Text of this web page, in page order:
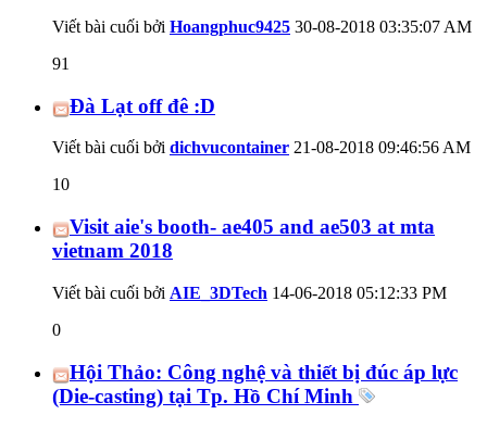
Viết bài cuối bởi Hoangphuc9425 30-08-2018 03:35:07 AM
91
Đà Lạt off đê :D
Viết bài cuối bởi dichvucontainer 21-08-2018 09:46:56 AM
10
Visit aie's booth- ae405 and ae503 at mta
vietnam 2018
Viết bài cuối bởi AIE_3DTech 14-06-2018 05:12:33 PM
0
Hội Thảo: Công nghệ và thiết bị đúc áp lực
(Die-casting) tại Tp. Hồ Chí Minh